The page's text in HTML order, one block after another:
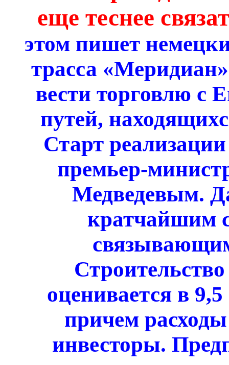
еще теснее
этом пишет
трасса
вести торговлю с
путей,
Старт
премьер-
Медведевым.
кратчайшим
оценивается в
причем
инвесторы.